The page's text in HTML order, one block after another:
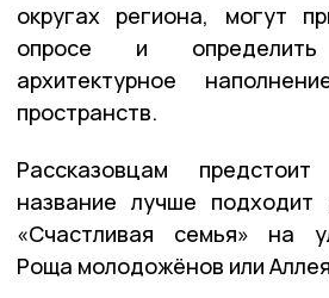
округах региона, могут
опросе и
архитектурное
пространств.
Рассказовцам
название лучше подходит
«Счастливая семья» на
Роща молодожёнов или